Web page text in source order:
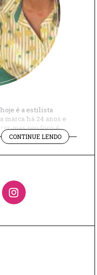
é a estilista
há 24 anos e
mas seu foco é
esse país que
bem jovem eu
o mundo. E esse
CONTINUE LENDO"COMO
ALUGAR
O
Instagram